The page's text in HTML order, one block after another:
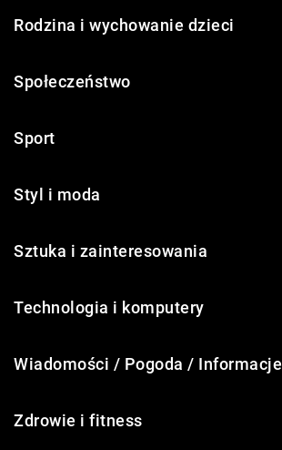
Rodzina i wychowanie dzieci
Społeczeństwo
Sport
Styl i moda
Sztuka i zainteresowania
Technologia i komputery
Wiadomości / Pogoda / Informacje
Zdrowie i fitness